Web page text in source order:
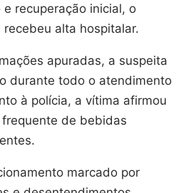
recuperação inicial, o
alta hospitalar.
apuradas, a suspeita
durante todo o atendimento
à polícia, a vítima afirmou
de bebidas
marcado por